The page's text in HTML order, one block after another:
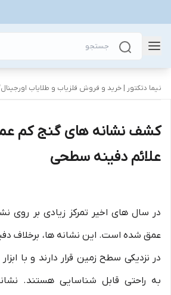
نیما دتکتور | خرید و فروش فلزیاب و طلایاب اورجینال
کشف نشانه های گنج کم
علائم دفینه سطحی
در سال های اخیر تمرکز زیادی بر روی
عمق شده است. این نشانه ها، برخلاف
در نزدیکی سطح زمین قرار دارند و با
به راحتی قابل شناسایی هستند.